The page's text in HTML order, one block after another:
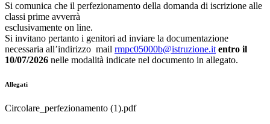
Si comunica che il perfezionamento della domanda di iscrizione alle
classi prime avverrà
esclusivamente on line.
Si invitano pertanto i genitori ad inviare la documentazione
necessaria all’indirizzo mail rmpc05000b@istruzione.it entro il
10/07/2026 nelle modalità indicate nel documento in allegato.
Allegati
Circolare_perfezionamento (1).pdf